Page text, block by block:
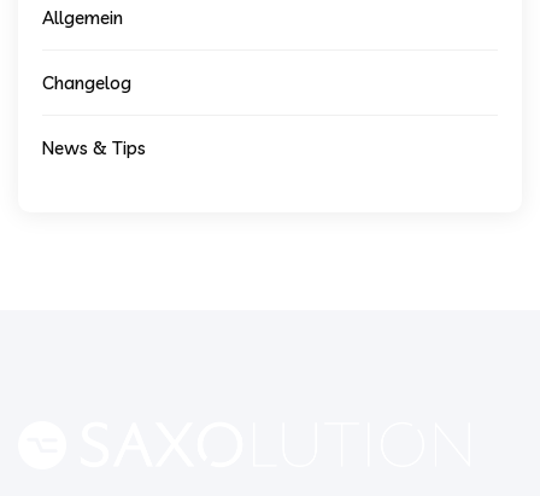
Allgemein
Changelog
News & Tips